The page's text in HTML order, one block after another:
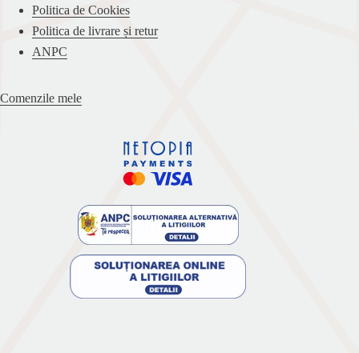
Politica de Cookies
Politica de livrare și retur
ANPC
Comenzile mele